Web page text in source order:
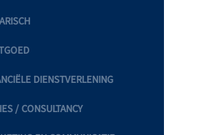
DIENSTVERLENING
/ CONSULTANCY